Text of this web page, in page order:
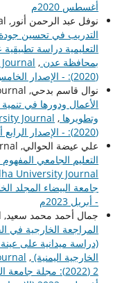
أغسطس 2020م
نوفل عبد الرحمن أنور, Albaydha University Journal,
التدريب في تحسين
التعليمية دراسة
بمحافظة عدن ,
(2020): - الإصدار الخامس ديسمبر 2020م
نوال قاسم بدحي, Albaydha University Journal,
الأعمال ودورها في
وتطويرها ,
(2020): - الإصدار الرابع أغسطس 2020م
علي عيضة الحوالي, Albaydha University Journal,
التعليم الجامعي
جامعة البيضاء المجلد
- أبريل 2023م
جمال أحمد محمد سعيد, Albaydha University Journal,
المراجعة الخارجية في
(دراسة ميدانية على
الخارجية اليمنية) ,